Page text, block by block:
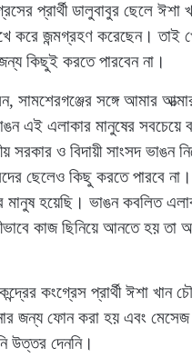
প্রার্থী ডালুবাবুর ছেলে ঈশা
করে জন্মগ্রহণ করেছেন। তাই
কিছুই করতে পারবেন না।
সামশেরগঞ্জের সঙ্গে আমার
এই এলাকার মানুষের সবচেয়ে
সরকার ও বিদায়ী সাংসদ ভাঙন
ছেলেও কিছু করতে পারবে
মানুষ হয়েছি। ভাঙন কবলিত
কাজ ছিনিয়ে আনতে হয় তা
কংগ্রেস প্রার্থী ঈশা খান
জন্য ফোন করা হয় এবং মেসেজ
উত্তর দেননি।